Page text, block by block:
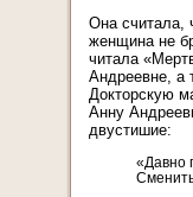
Она считала,
женщина не
читала
Андреевне, а
Докторскую
Анну
двустишие:
«Давно